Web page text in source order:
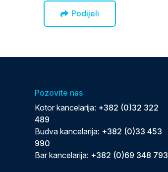
Podijeli
Pozovite nas
Kotor kancelarija: +382 (0)32 322
489
Budva kancelarija: +382 (0)33 453
990
Bar kancelarija: +382 (0)69 348 793